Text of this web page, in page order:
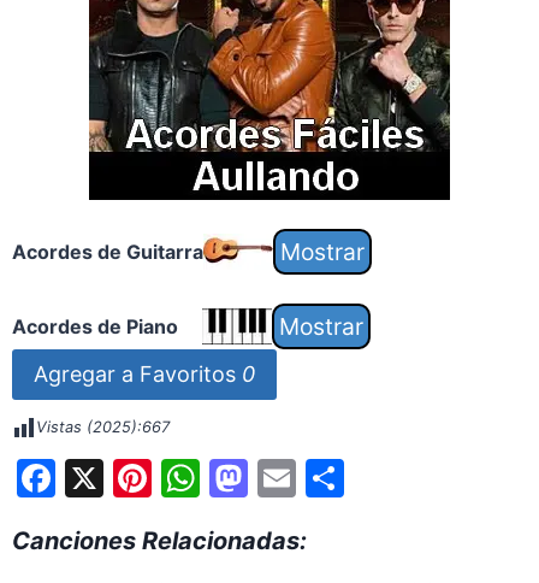
Acordes de Guitarra
Acordes de Piano
Agregar a Favoritos 0
Vistas (2025):667
F
c
X Pi
er
W
at
M
st
E
ai
S
Canciones Relacionadas: